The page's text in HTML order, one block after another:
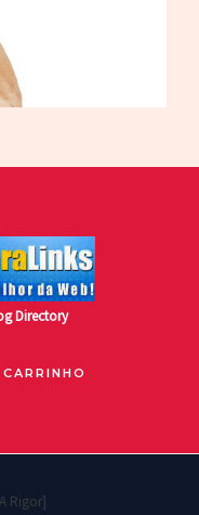
Directory
CARRINHO
Rigor]